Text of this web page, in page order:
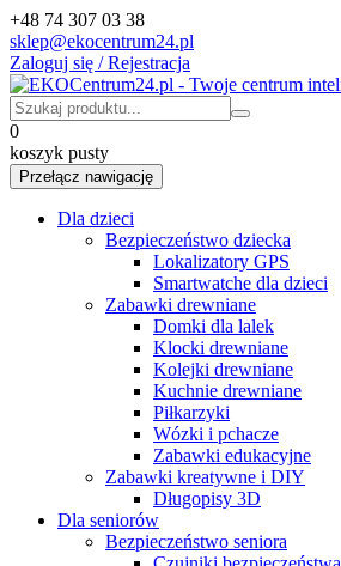
+48 74 307 03 38
sklep@ekocentrum24.pl
Zaloguj się / Rejestracja
0
koszyk pusty
Przełącz nawigację
Dla dzieci
Bezpieczeństwo dziecka
Lokalizatory GPS
Smartwatche dla dzieci
Zabawki drewniane
Domki dla lalek
Klocki drewniane
Kolejki drewniane
Kuchnie drewniane
Piłkarzyki
Wózki i pchacze
Zabawki edukacyjne
Zabawki kreatywne i DIY
Długopisy 3D
Dla seniorów
Bezpieczeństwo seniora